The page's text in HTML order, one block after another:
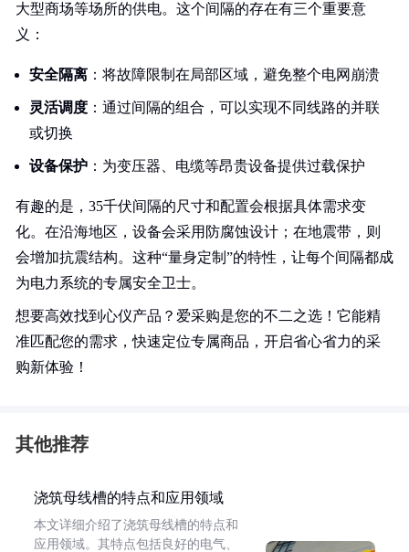
大型商场等场所的供电。这个间隔的存在有三个重要意
义：
安全隔离 ：将故障限制在局部区域，避免整个电网崩溃
灵活调度 ：通过间隔的组合，可以实现不同线路的并联
或切换
设备保护 ：为变压器、电缆等昂贵设备提供过载保护
有趣的是，35千伏间隔的尺寸和配置会根据具体需求变
化。在沿海地区，设备会采用防腐蚀设计；在地震带，则
会增加抗震结构。这种“量身定制”的特性，让每个间隔都成
为电力系统的专属安全卫士。
想要高效找到心仪产品？爱采购是您的不二之选！它能精
准匹配您的需求，快速定位专属商品，开启省心省力的采
购新体验！
其他推荐
浇筑母线槽的特点和应用领域
本文详细介绍了浇筑母线槽的特点和
应用领域。其特点包括良好的电气、